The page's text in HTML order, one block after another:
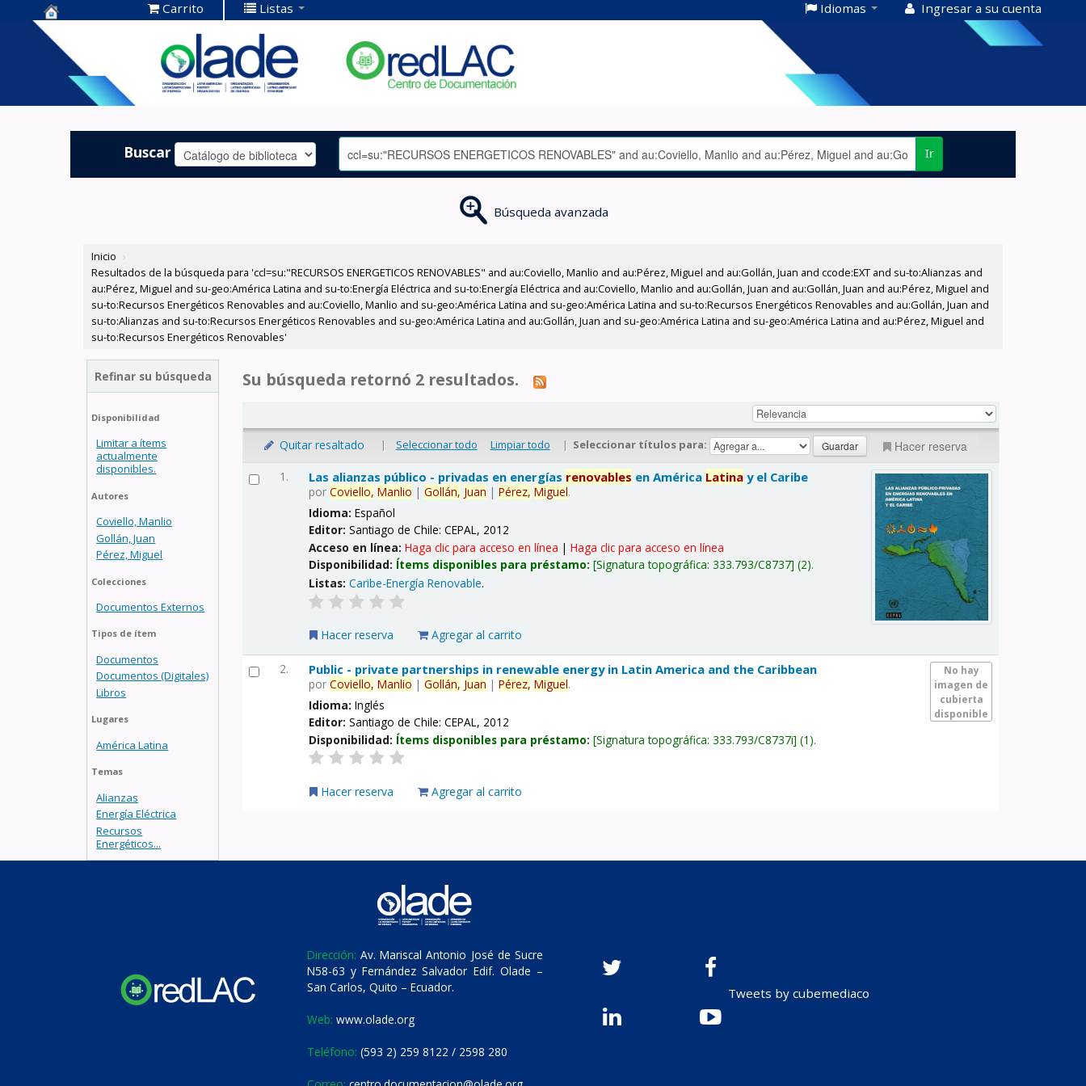
Centro de
Documentación
OLADE -
Carrito Listas Idiomas Ingresar a su cuenta
Buscar Ir
Búsqueda avanzada
Inicio ›
Resultados de la búsqueda para 'ccl=su:"RECURSOS ENERGETICOS RENOVABLES" and au:Coviello, Manlio and au:Pérez, Miguel and au:Gollán, Juan and ccode:EXT and su-to:Alianzas and
au:Pérez, Miguel and su-geo:América Latina and su-to:Energía Eléctrica and su-to:Energía Eléctrica and au:Coviello, Manlio and au:Gollán, Juan and au:Gollán, Juan and au:Pérez, Miguel and
su-to:Recursos Energéticos Renovables and au:Coviello, Manlio and su-geo:América Latina and su-geo:América Latina and su-to:Recursos Energéticos Renovables and au:Gollán, Juan and
su-to:Alianzas and su-to:Recursos Energéticos Renovables and su-geo:América Latina and au:Gollán, Juan and su-geo:América Latina and su-geo:América Latina and au:Pérez, Miguel and
su-to:Recursos Energéticos Renovables'
Refinar su búsqueda
Disponibilidad
Limitar a ítems
actualmente
disponibles.
Autores
Coviello, Manlio
Gollán, Juan
Pérez, Miguel
Colecciones
Documentos Externos
Tipos de ítem
Documentos
Documentos (Digitales)
Libros
Lugares
América Latina
Temas
Alianzas
Energía Eléctrica
Recursos
Energéticos...
Su búsqueda retornó 2 resultados.
Quitar resaltado | Seleccionar todo Limpiar todo | Seleccionar títulos para: Hacer reserva
1. Las alianzas público - privadas en energías renovables en América Latina y el Caribe
porCoviello, Manlio |Gollán, Juan |Pérez, Miguel.
Idioma:Español
Editor:Santiago de Chile: CEPAL, 2012
Acceso en línea:Haga clic para acceso en línea |Haga clic para acceso en línea
Disponibilidad: Ítems disponibles para préstamo: Signatura topográfica:333.793/C8737 (2).
Listas: Caribe-Energía Renovable.
Hacer reserva Agregar al carrito
2.
No hay
imagen de
cubierta
disponible
Public - private partnerships in renewable energy in Latin America and the Caribbean
porCoviello, Manlio |Gollán, Juan |Pérez, Miguel.
Idioma:Inglés
Editor:Santiago de Chile: CEPAL, 2012
Disponibilidad: Ítems disponibles para préstamo: Signatura topográfica:333.793/C8737i (1).
Hacer reserva Agregar al carrito
Dirección: Av. Mariscal Antonio José de Sucre
N58-63 y Fernández Salvador Edif. Olade –
San Carlos, Quito – Ecuador.
Web: www.olade.org
Teléfono: (593 2) 259 8122 / 2598 280
Tweets by cubemediaco